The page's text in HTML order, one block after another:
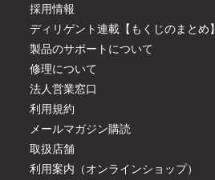
採用情報
ディリゲント連載【もくじのまとめ】
製品のサポートについて
修理について
法人営業窓口
利用規約
メールマガジン購読
取扱店舗
利用案内（オンラインショップ）